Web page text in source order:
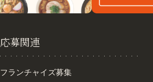
応募関連
フランチャイズ募集